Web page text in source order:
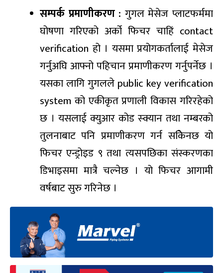
सम्पर्क प्रमाणीकरण : गुगल मेसेज प्लाटफर्ममा
घोषणा गरिएको अर्को फिचर चाहिं contact
verification हो । यसमा प्रयोगकर्तालाई मेसेज
गर्नुअघि आफ्नो पहिचान प्रमाणीकरण गर्नुपर्नेछ ।
यसका लागि गुगलले public key verification
system को एकीकृत प्रणाली विकास गरिरहेको
छ । यसलाई क्युआर कोड स्क्यान तथा नम्बरको
तुलनाबाट पनि प्रमाणीकरण गर्न सकिेनछ यो
फिचर एन्ड्रोइड ९ तथा त्यसपछिका संस्करणका
डिभाइसमा मात्रै चल्नेछ । यो फिचर आगामी
वर्षबाट सुरु गरिनेछ ।